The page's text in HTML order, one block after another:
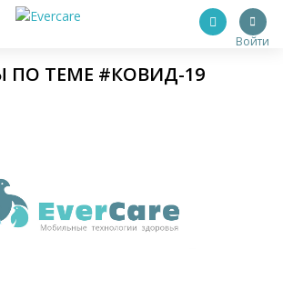
Войти
ПО ТЕМЕ #КОВИД-19